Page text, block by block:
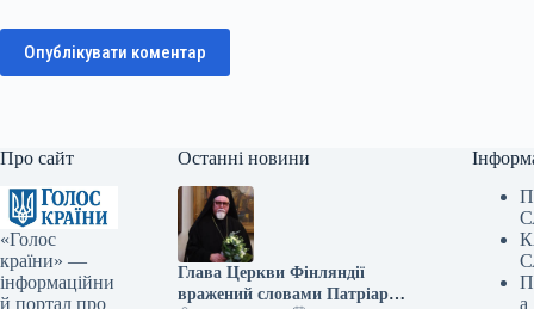
Опублікувати коментар
Про сайт
«Голос
країни» —
інформаційни
й портал про
Останні новини
Глава Церкви Фінляндії
вражений словами Патріарха
а